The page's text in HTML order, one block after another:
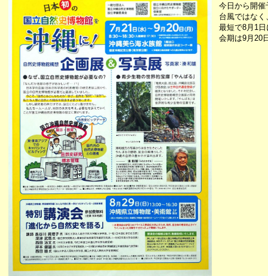
今日から開催
台風ではな
最短で8月1
会期は9月20